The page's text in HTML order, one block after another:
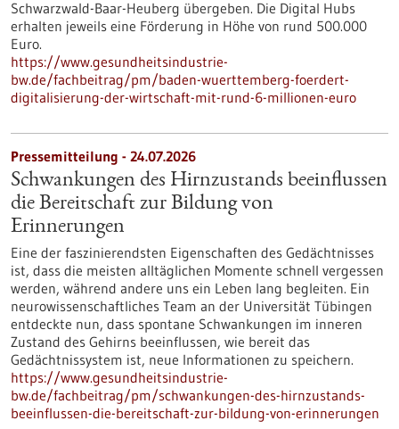
Schwarzwald-Baar-Heuberg übergeben. Die Digital Hubs
erhalten jeweils eine Förderung in Höhe von rund 500.000
Euro.
https://www.gesundheitsindustrie-
bw.de/fachbeitrag/pm/baden-wuerttemberg-foerdert-
digitalisierung-der-wirtschaft-mit-rund-6-millionen-euro
Pressemitteilung - 24.07.2026
Schwankungen des Hirnzustands beeinflussen
die Bereitschaft zur Bildung von
Erinnerungen
Eine der faszinierendsten Eigenschaften des Gedächtnisses
ist, dass die meisten alltäglichen Momente schnell vergessen
werden, während andere uns ein Leben lang begleiten. Ein
neurowissenschaftliches Team an der Universität Tübingen
entdeckte nun, dass spontane Schwankungen im inneren
Zustand des Gehirns beeinflussen, wie bereit das
Gedächtnissystem ist, neue Informationen zu speichern.
https://www.gesundheitsindustrie-
bw.de/fachbeitrag/pm/schwankungen-des-hirnzustands-
beeinflussen-die-bereitschaft-zur-bildung-von-erinnerungen